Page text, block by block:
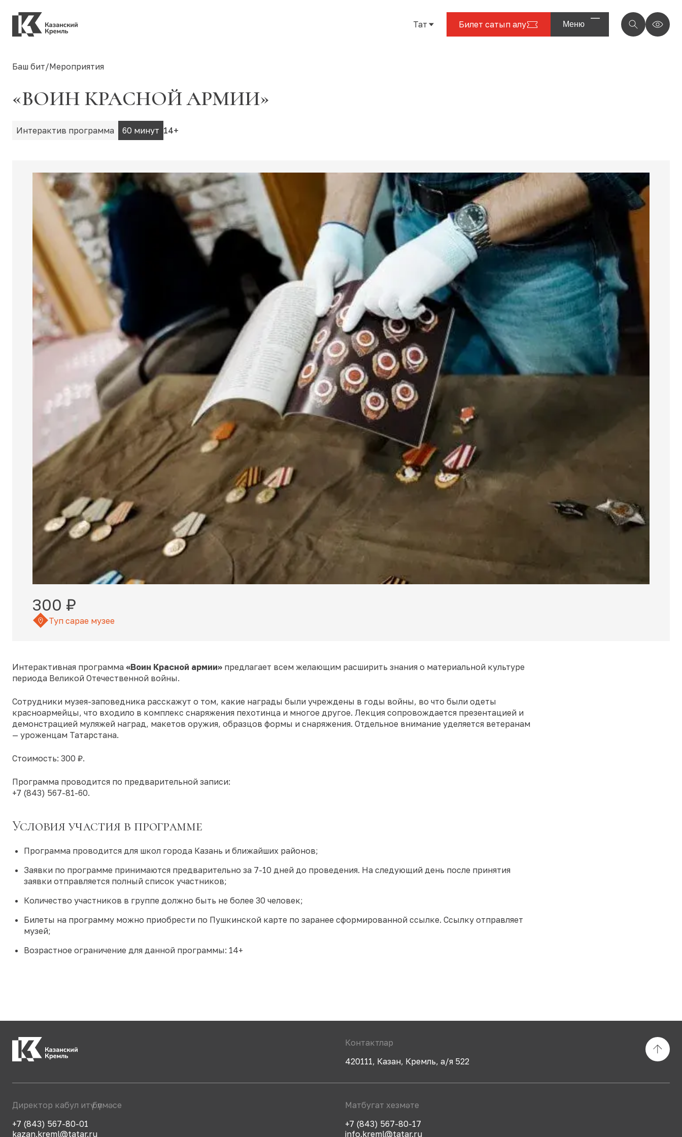
Тат
Билет сатып алу Меню
Баш бит/Мероприятия
«ВОИН КРАСНОЙ АРМИИ»
Интерактив программа 60 минут 14+
300 ₽
Туп сарае музее
Интерактивная программа «Воин Красной армии» предлагает всем желающим расширить знания о материальной культуре
периода Великой Отечественной войны.
Сотрудники музея-заповедника расскажут о том, какие награды были учреждены в годы войны, во что были одеты
красноармейцы, что входило в комплекс снаряжения пехотинца и многое другое. Лекция сопровождается презентацией и
демонстрацией муляжей наград, макетов оружия, образцов формы и снаряжения. Отдельное внимание уделяется ветеранам
— уроженцам Татарстана.
Стоимость: 300 ₽.
Программа проводится по предварительной записи:
+7 (843) 567-81-60.
Условия участия в программе
Программа проводится для школ города Казань и ближайших районов;
Заявки по программе принимаются предварительно за 7-10 дней до проведения. На следующий день после принятия
заявки отправляется полный список участников;
Количество участников в группе должно быть не более 30 человек;
Билеты на программу можно приобрести по Пушкинской карте по заранее сформированной ссылке. Ссылку отправляет
музей;
Возрастное ограничение для данной программы: 14+
Контактлар
420111, Казан, Кремль, а/я 522
Матбугат хезмәте
+7 (843) 567-80-17
info.kreml@tatar.ru
Директор кабул итү бүлмәсе
+7 (843) 567-80-01
kazan.kreml@tatar.ru